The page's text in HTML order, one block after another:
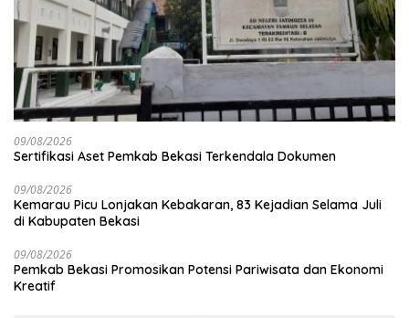
09/08/2026
Sertifikasi Aset Pemkab Bekasi Terkendala Dokumen
09/08/2026
Kemarau Picu Lonjakan Kebakaran, 83 Kejadian Selama Juli
di Kabupaten Bekasi
09/08/2026
Pemkab Bekasi Promosikan Potensi Pariwisata dan Ekonomi
Kreatif